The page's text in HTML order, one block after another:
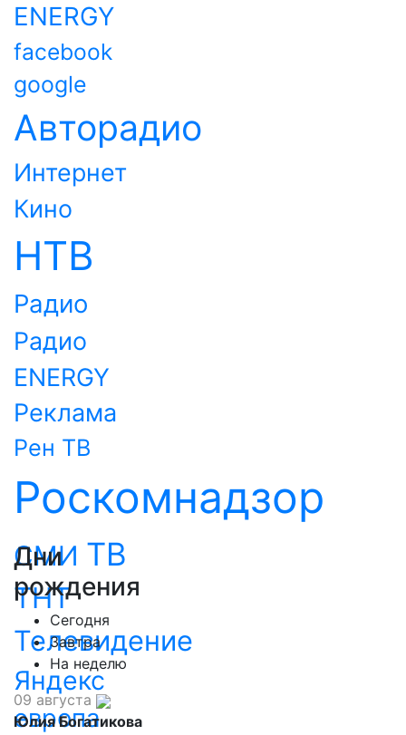
ENERGY
facebook
google
Авторадио
Интернет
Кино
НТВ
Радио
Радио
ENERGY
Реклама
Рен ТВ
Роскомнадзор
СМИ ТВ
ТНТ
Телевидение
Яндекс
европа
Дни
рождения
Сегодня
Завтра
На неделю
09 августа
Юлия Богатикова